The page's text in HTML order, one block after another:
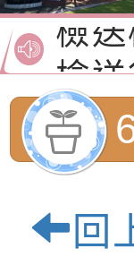
節
交
道
檢
字
檢
月
訊
檢
區
有
專
緒
檢
字
函回